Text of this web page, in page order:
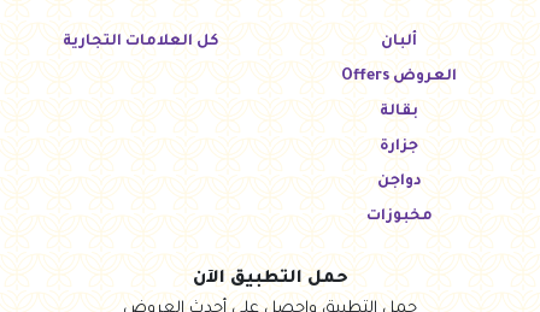
ألبان
العروض Offers
بقالة
جزارة
دواجن
مخبوزات
كل العلامات التجارية
حمل التطبيق الآن